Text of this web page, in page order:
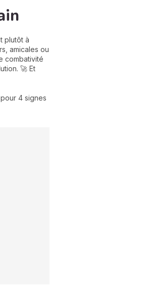
plutôt à
amicales ou
combativité
🚀 Et
4 signes